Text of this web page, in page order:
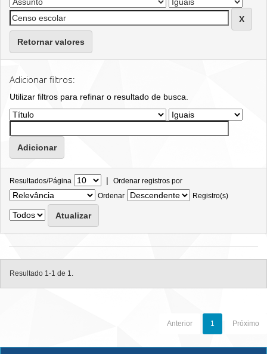
Retornar valores
Adicionar filtros:
Utilizar filtros para refinar o resultado de busca.
Resultados/Página | Ordenar registros por
Ordenar
Registro(s)
Resultado 1-1 de 1.
Anterior 1 Próximo